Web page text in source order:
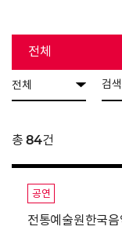
전체
전체
총84건
공연
전통예술원한국